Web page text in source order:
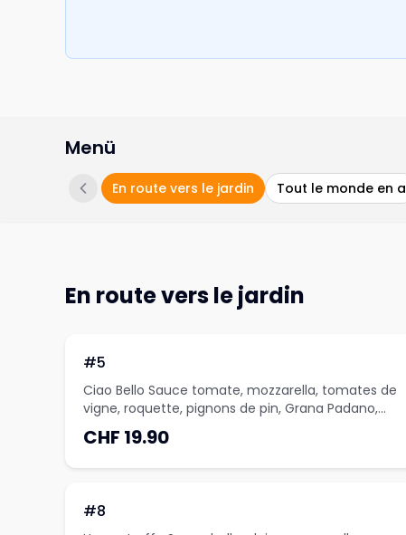
Menü
En route vers le jardin Tout le monde en a
En route vers le jardin
#5
Ciao Bello Sauce tomate, mozzarella, tomates de
vigne, roquette, pignons de pin, Grana Padano,
huile de truffe
CHF 19.90
#8